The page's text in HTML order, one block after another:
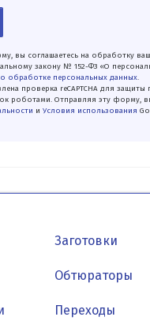
вы соглашаетесь на обработку
закону № 152-ФЗ «О
обработке персональных данных.
проверка reCAPTCHA для защиты
роботами. Отправляя эту форму,
и Условия использования
Заготовки
Обтюраторы
Переходы